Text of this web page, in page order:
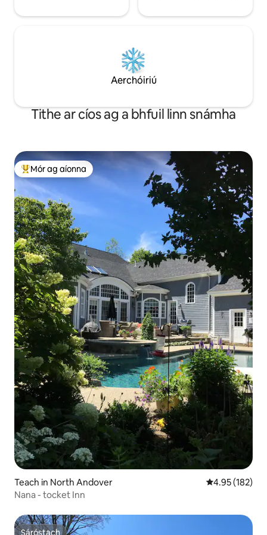
Aerchóiriú
Tithe ar cíos ag a bhfuil linn snámha
An-mhór ag aíonna
Mór ag aíonna
Teach in North Andover Meánrátáil
4.95 (182)
Nana - tocket Inn